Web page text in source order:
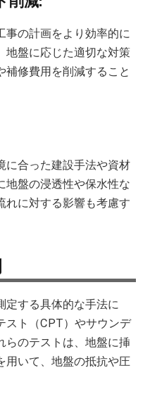
事の計画をより効率的に
地盤に応じた適切な対策
補修費用を削減すること
に合った建設手法や資材
地盤の浸透性や保水性な
れに対する影響も考慮す
定する具体的な手法に
スト（CPT）やサウンデ
らのテストは、地盤に挿
用いて、地盤の抵抗や圧